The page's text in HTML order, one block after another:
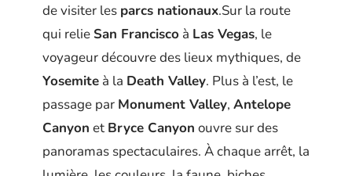
de visiter les parcs nationaux.Sur la route
qui relie San Francisco à Las Vegas, le
voyageur découvre des lieux mythiques, de
Yosemite à la Death Valley. Plus à l’est, le
passage par Monument Valley, Antelope
Canyon et Bryce Canyon ouvre sur des
panoramas spectaculaires. À chaque arrêt, la